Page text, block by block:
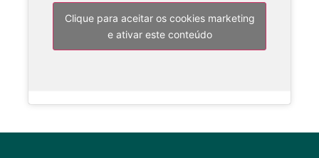
Clique para aceitar os cookies marketing
e ativar este conteúdo